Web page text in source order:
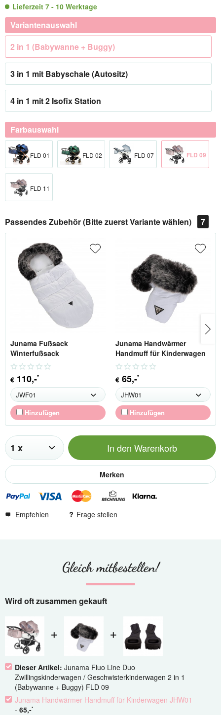
Lieferzeit 7 - 10 Werktage
Variantenauswahl
2 in 1 (Babywanne + Buggy)
3 in 1 mit Babyschale (Autositz)
4 in 1 mit 2 Isofix Station
Farbauswahl
FLD 01 FLD 02 FLD 07 FLD 09
FLD 11
Passendes Zubehör (Bitte zuerst Variante wählen) 7
Junama Fußsack
Winterfußsack
€ 110,-*
Hinzufügen
Junama Handwärmer
Handmuff für Kinderwagen
€ 65,-*
Hinzufügen
In den Warenkorb
Merken
Empfehlen Frage stellen
Gleich mitbestellen!
Wird oft zusammen gekauft
Dieser Artikel: Junama Fluo Line Duo
Zwillingskinderwagen / Geschwisterkinderwagen 2 in 1
(Babywanne + Buggy) FLD 09
Junama Handwärmer Handmuff für Kinderwagen JHW01
- 65,-*